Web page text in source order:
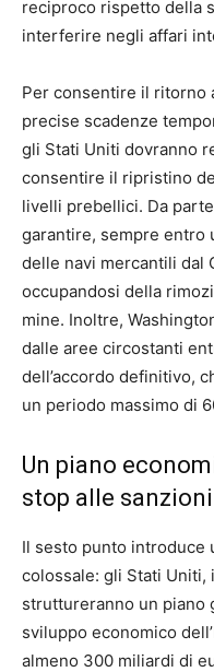
reciproco rispetto della
interferire negli affari
Per consentire il ritorno
precise scadenze
gli Stati Uniti dovranno
consentire il ripristino
livelli prebellici. Da
garantire, sempre entro
delle navi mercantili dal
occupandosi della
mine. Inoltre,
dalle aree circostanti
dell’accordo definitivo,
un periodo massimo di
Un piano
stop alle sanzioni
Il sesto punto introduce
colossale: gli Stati
struttureranno un piano
sviluppo economico
almeno 300 miliardi di